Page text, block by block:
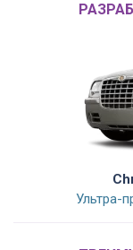
Ультра-